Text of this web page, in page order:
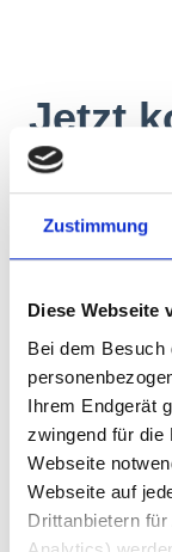
Zustimmung
Diese Webseite
Bei dem Besuch
Ihrem Endgerät
zwingend für die
Webseite
Webseite auf
Drittanbietern